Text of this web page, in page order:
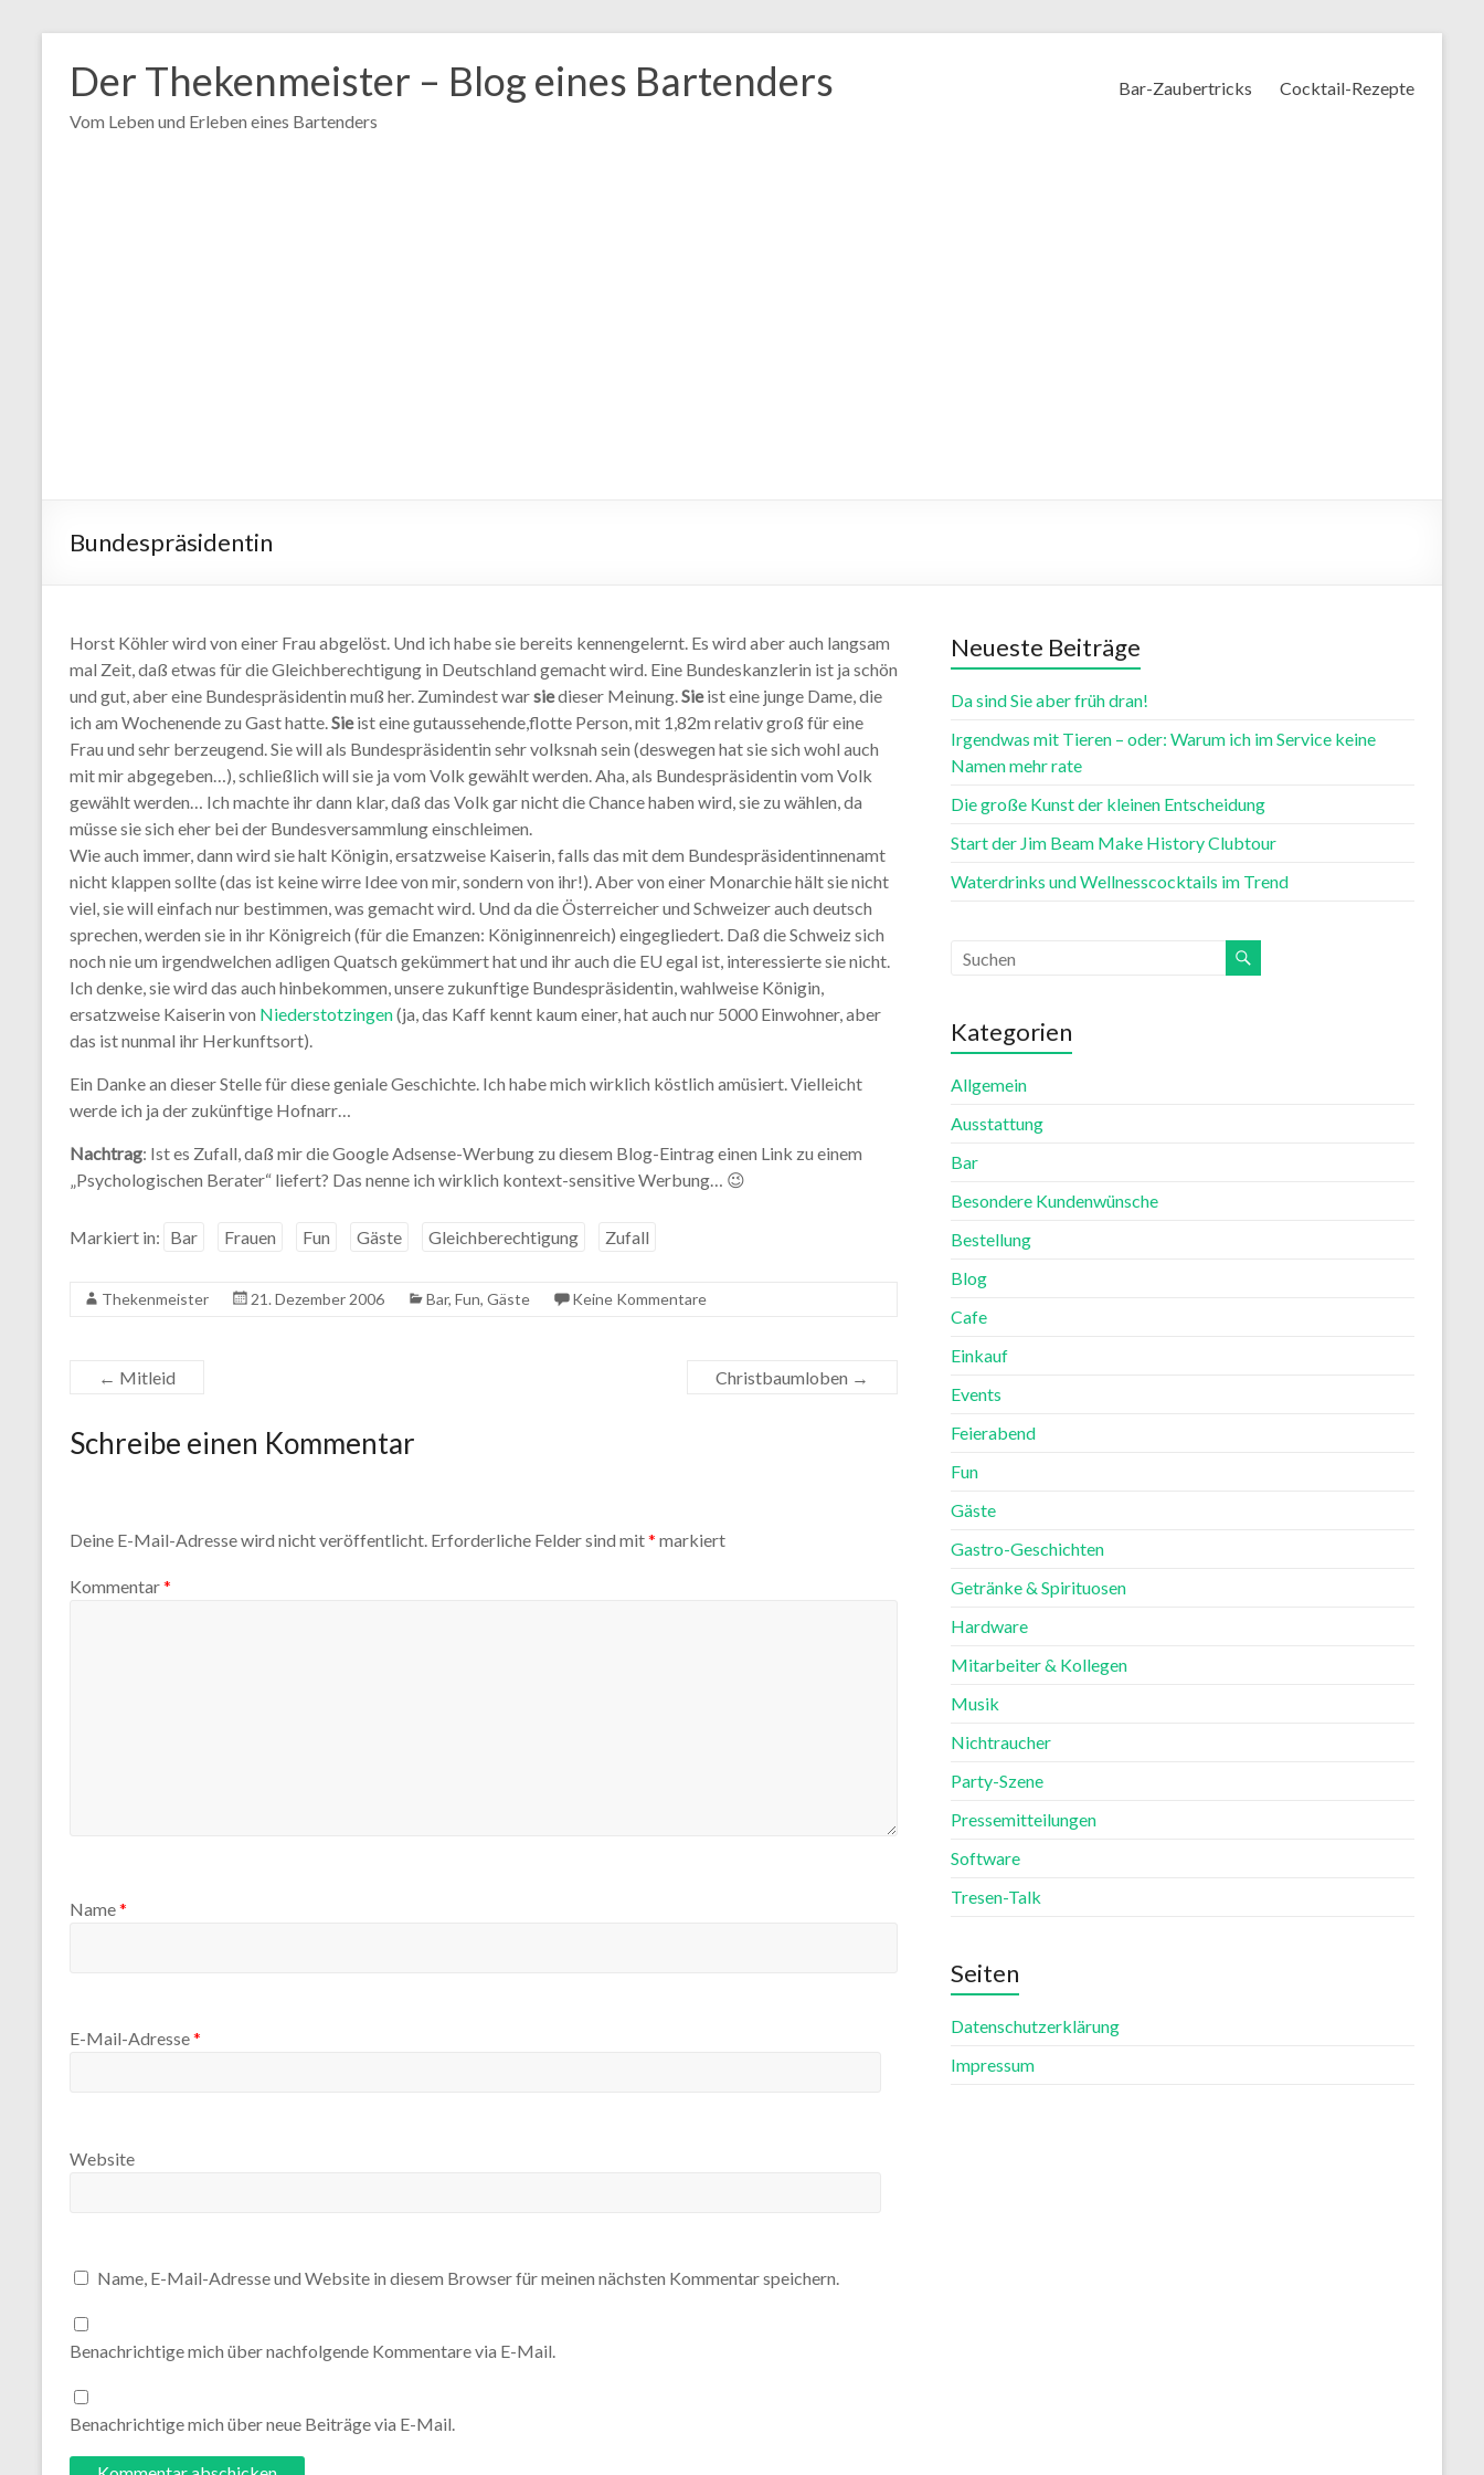
Inhalt
springen
Der Thekenmeister – Blog eines Bartenders
Vom Leben und Erleben eines Bartenders
Bar-Zaubertricks Cocktail-Rezepte
Bundespräsidentin
Horst Köhler wird von einer Frau abgelöst. Und ich habe sie bereits kennengelernt. Es wird aber auch langsam
mal Zeit, daß etwas für die Gleichberechtigung in Deutschland gemacht wird. Eine Bundeskanzlerin ist ja schön
und gut, aber eine Bundespräsidentin muß her. Zumindest warsiedieser Meinung.Sieist eine junge Dame, die
ich am Wochenende zu Gast hatte.Sieist eine gutaussehende,flotte Person, mit 1,82m relativ groß für eine
Frau und sehr berzeugend. Sie will als Bundespräsidentin sehr volksnah sein (deswegen hat sie sich wohl auch
mit mir abgegeben…), schließlich will sie ja vom Volk gewählt werden. Aha, als Bundespräsidentin vom Volk
gewählt werden… Ich machte ihr dann klar, daß das Volk gar nicht die Chance haben wird, sie zu wählen, da
müsse sie sich eher bei der Bundesversammlung einschleimen.
Wie auch immer, dann wird sie halt Königin, ersatzweise Kaiserin, falls das mit dem Bundespräsidentinnenamt
nicht klappen sollte (das ist keine wirre Idee von mir, sondern von ihr!). Aber von einer Monarchie hält sie nicht
viel, sie will einfach nur bestimmen, was gemacht wird. Und da die Österreicher und Schweizer auch deutsch
sprechen, werden sie in ihr Königreich (für die Emanzen: Königinnenreich) eingegliedert. Daß die Schweiz sich
noch nie um irgendwelchen adligen Quatsch gekümmert hat und ihr auch die EU egal ist, interessierte sie nicht.
Ich denke, sie wird das auch hinbekommen, unsere zukunftige Bundespräsidentin, wahlweise Königin,
ersatzweise Kaiserin von Niederstotzingen(ja, das Kaff kennt kaum einer, hat auch nur 5000 Einwohner, aber
das ist nunmal ihr Herkunftsort).
Ein Danke an dieser Stelle für diese geniale Geschichte. Ich habe mich wirklich köstlich amüsiert. Vielleicht
werde ich ja der zukünftige Hofnarr…
Nachtrag: Ist es Zufall, daß mir die Google Adsense-Werbung zu diesem Blog-Eintrag einen Link zu einem
„Psychologischen Berater“ liefert? Das nenne ich wirklich kontext-sensitive Werbung… 😉
Markiert in: Bar Frauen Fun Gäste Gleichberechtigung Zufall
Thekenmeister 21. Dezember 2006 Bar, Fun, Gäste Keine Kommentare
← Mitleid Christbaumloben →
Schreibe einen Kommentar
Deine E-Mail-Adresse wird nicht veröffentlicht. Erforderliche Felder sind mit* markiert
Kommentar*
Name*
E-Mail-Adresse*
Website
Name, E-Mail-Adresse und Website in diesem Browser für meinen nächsten Kommentar speichern.
Benachrichtige mich über nachfolgende Kommentare via E-Mail.
Benachrichtige mich über neue Beiträge via E-Mail.
Neueste Beiträge
Da sind Sie aber früh dran!
Irgendwas mit Tieren – oder: Warum ich im Service keine
Namen mehr rate
Die große Kunst der kleinen Entscheidung
Start der Jim Beam Make History Clubtour
Waterdrinks und Wellnesscocktails im Trend
Kategorien
Allgemein
Ausstattung
Bar
Besondere Kundenwünsche
Bestellung
Blog
Cafe
Einkauf
Events
Feierabend
Fun
Gäste
Gastro-Geschichten
Getränke & Spirituosen
Hardware
Mitarbeiter & Kollegen
Musik
Nichtraucher
Party-Szene
Pressemitteilungen
Software
Tresen-Talk
Seiten
Datenschutzerklärung
Impressum